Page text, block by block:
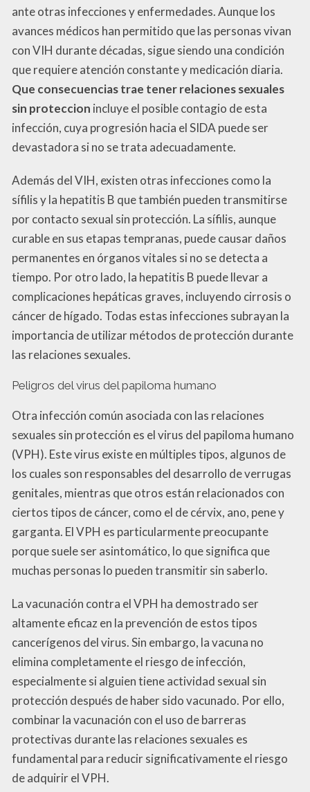
ante otras infecciones y enfermedades. Aunque los
avances médicos han permitido que las personas vivan
con VIH durante décadas, sigue siendo una condición
que requiere atención constante y medicación diaria.
Que consecuencias trae tener relaciones sexuales
sin proteccion incluye el posible contagio de esta
infección, cuya progresión hacia el SIDA puede ser
devastadora si no se trata adecuadamente.
Además del VIH, existen otras infecciones como la
sífilis y la hepatitis B que también pueden transmitirse
por contacto sexual sin protección. La sífilis, aunque
curable en sus etapas tempranas, puede causar daños
permanentes en órganos vitales si no se detecta a
tiempo. Por otro lado, la hepatitis B puede llevar a
complicaciones hepáticas graves, incluyendo cirrosis o
cáncer de hígado. Todas estas infecciones subrayan la
importancia de utilizar métodos de protección durante
las relaciones sexuales.
Peligros del virus del papiloma humano
Otra infección común asociada con las relaciones
sexuales sin protección es el virus del papiloma humano
(VPH). Este virus existe en múltiples tipos, algunos de
los cuales son responsables del desarrollo de verrugas
genitales, mientras que otros están relacionados con
ciertos tipos de cáncer, como el de cérvix, ano, pene y
garganta. El VPH es particularmente preocupante
porque suele ser asintomático, lo que significa que
muchas personas lo pueden transmitir sin saberlo.
La vacunación contra el VPH ha demostrado ser
altamente eficaz en la prevención de estos tipos
cancerígenos del virus. Sin embargo, la vacuna no
elimina completamente el riesgo de infección,
especialmente si alguien tiene actividad sexual sin
protección después de haber sido vacunado. Por ello,
combinar la vacunación con el uso de barreras
protectivas durante las relaciones sexuales es
fundamental para reducir significativamente el riesgo
de adquirir el VPH.